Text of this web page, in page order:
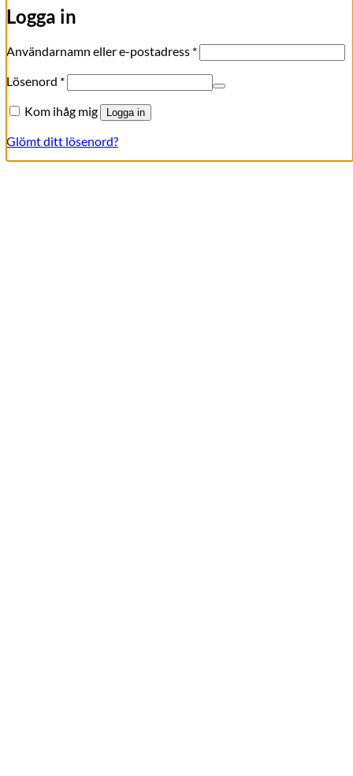
Logga in
Användarnamn eller e-postadress *Obligatoriskt
Lösenord *Obligatoriskt
Kom ihåg mig Logga in
Glömt ditt lösenord?